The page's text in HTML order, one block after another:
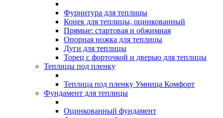
Фурнитура для теплицы
Конек для теплицы, оцинкованный
Прямые: стартовая и обжимная
Опорная ножка для теплицы
Дуги для теплицы
Торец с форточкой и дверью для теплицы
Теплицы под пленку
Теплица под пленку Умница Комфорт
Фундамент для теплицы
Оцинкованный фундамент